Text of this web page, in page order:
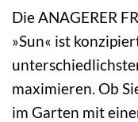
Die ANAGERER
»Sun« ist
maximieren. Ob
im Garten mit